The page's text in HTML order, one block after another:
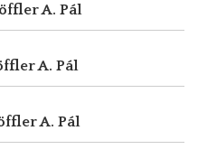
A. Pál
A. Pál
A. Pál